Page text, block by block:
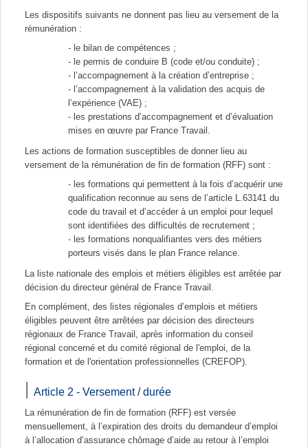
Les dispositifs suivants ne donnent pas lieu au versement de la
rémunération :
le bilan de compétences ;
le permis de conduire B (code et/ou conduite) ;
l’accompagnement à la création d’entreprise ;
l’accompagnement à la validation des acquis de
l’expérience (VAE) ;
les prestations d’accompagnement et d’évaluation
mises en œuvre par France Travail.
Les actions de formation susceptibles de donner lieu au
versement de la rémunération de fin de formation (RFF) sont :
les formations qui permettent à la fois d’acquérir une
qualification reconnue au sens de l’article L.63141 du
code du travail et d’accéder à un emploi pour lequel
sont identifiées des difficultés de recrutement ;
les formations nonqualifiantes vers des métiers
porteurs visés dans le plan France relance.
La liste nationale des emplois et métiers éligibles est arrêtée par
décision du directeur général de France Travail.
En complément, des listes régionales d’emplois et métiers
éligibles peuvent être arrêtées par décision des directeurs
régionaux de France Travail, après information du conseil
régional concerné et du comité régional de l'emploi, de la
formation et de l'orientation professionnelles (CREFOP).
Article 2 - Versement / durée
La rémunération de fin de formation (RFF) est versée
mensuellement, à l’expiration des droits du demandeur d’emploi
à l’allocation d’assurance chômage d’aide au retour à l’emploi